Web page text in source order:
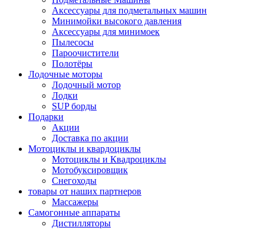
Аксессуары для подметальных машин
Минимойки высокого давления
Аксессуары для минимоек
Пылесосы
Пароочистители
Полотёры
Лодочные моторы
Лодочный мотор
Лодки
SUP борды
Подарки
Акции
Доставка по акции
Мотоциклы и квардоциклы
Мотоциклы и Квадроциклы
Мотобуксировщик
Снегоходы
товары от наших партнеров
Массажеры
Самогонные аппараты
Дистилляторы